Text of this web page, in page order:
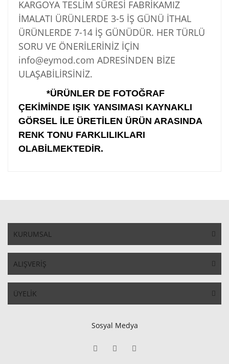
KARGOYA TESLİM SÜRESİ FABRİKAMIZ
İMALATI ÜRÜNLERDE 3-5 İŞ GÜNÜ İTHAL
ÜRÜNLERDE 7-14 İŞ GÜNÜDÜR. HER TÜRLÜ
SORU VE ÖNERİLERİNİZ İÇİN
info@eymod.com ADRESİNDEN BİZE
ULAŞABİLİRSİNİZ.
*ÜRÜNLER DE FOTOĞRAF
ÇEKİMİNDE IŞIK YANSIMASI KAYNAKLI
GÖRSEL İLE ÜRETİLEN ÜRÜN ARASINDA
RENK TONU FARKLILIKLARI
OLABİLMEKTEDİR.
KURUMSAL
ALIŞVERİŞ
ÜYELİK
Sosyal Medya